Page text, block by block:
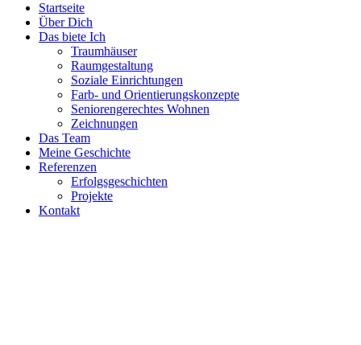
Startseite
Über Dich
Das biete Ich
Traumhäuser
Raumgestaltung
Soziale Einrichtungen
Farb- und Orientierungskonzepte
Seniorengerechtes Wohnen
Zeichnungen
Das Team
Meine Geschichte
Referenzen
Erfolgsgeschichten
Projekte
Kontakt